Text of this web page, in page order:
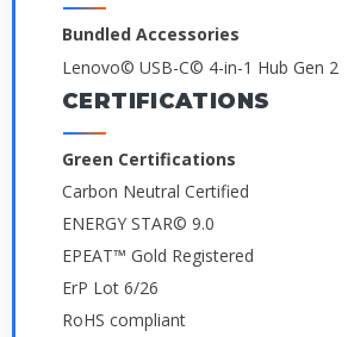
Bundled Accessories
Lenovo© USB-C© 4-in-1 Hub Gen 2
CERTIFICATIONS
Green Certifications
Carbon Neutral Certified
ENERGY STAR© 9.0
EPEAT™ Gold Registered
ErP Lot 6/26
RoHS compliant